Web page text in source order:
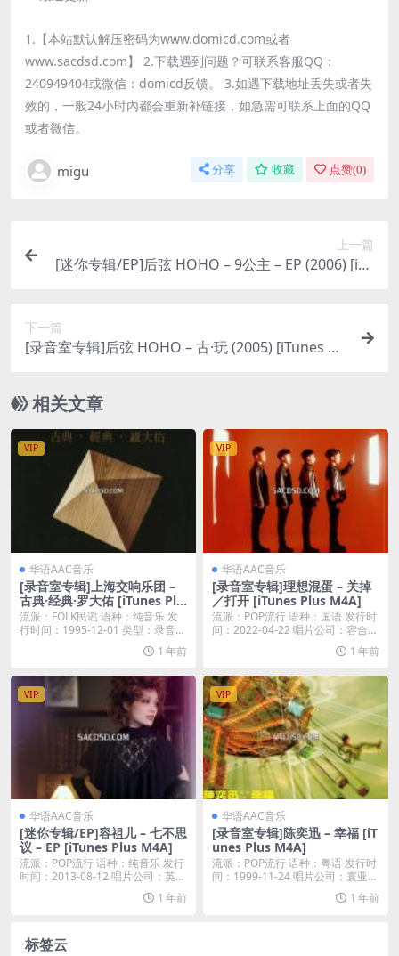
1.【本站默认解压密码为www.domicd.com或者
www.sacdsd.com】 2.下载遇到问题？可联系客服QQ：
240949404或微信：domicd反馈。 3.如遇下载地址丢失或者失
效的，一般24小时内都会重新补链接，如急需可联系上面的QQ
或者微信。
migu 分享 收藏 点赞(0)
上一篇
[迷你专辑/EP]后弦 HOHO – 9公主 – EP (2006) [iTu
下一篇
[录音室专辑]后弦 HOHO – 古·玩 (2005) [iTunes Pl
相关文章
VIP
华语AAC音乐
[录音室专辑]上海交响乐团 –
古典·经典·罗大佑 [iTunes Plu
s M4A]
流派：FOLK民谣 语种：纯音乐 发
行时间：1995-12-01 类型：录音室
1 年前
VIP
华语AAC音乐
[录音室专辑]理想混蛋 – 关掉
／打开 [iTunes Plus M4A]
流派：POP流行 语种：国语 发行时
间：2022-04-22 唱片公司：容合音
1 年前
VIP
华语AAC音乐
[迷你专辑/EP]容祖儿 – 七不思
议 – EP [iTunes Plus M4A]
流派：POP流行 语种：纯音乐 发行
时间：2013-08-12 唱片公司：英皇
1 年前
VIP
华语AAC音乐
[录音室专辑]陈奕迅 – 幸福 [iT
unes Plus M4A]
流派：POP流行 语种：粤语 发行时
间：1999-11-24 唱片公司：寰亚音
1 年前
标签云